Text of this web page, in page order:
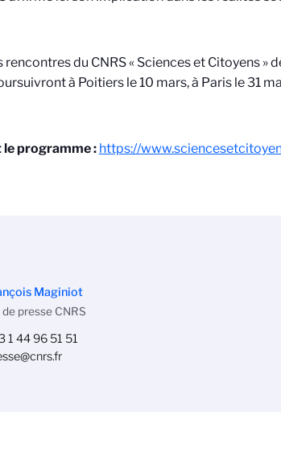
rencontres du CNRS « Sciences et Citoyens »
à Poitiers le 10 mars, à Paris le 31
programme : https://
Maginiot
presse CNRS
1 44 96 51 51